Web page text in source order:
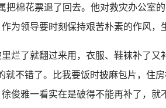
棉花票退了回去。他对救灾办公室
为领导要时刻保持艰苦朴素的作风，
了就翻过来用，衣服、鞋袜补了又
不错了。比我要饭时披麻包片，住
俊雅一看实在是破得不能再补了，